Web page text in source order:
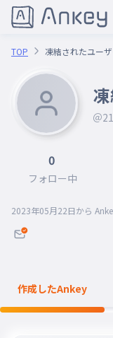
TOP 凍結されたユー
＠
0
フォロー中
2023年05月22日から
作成したAnkey